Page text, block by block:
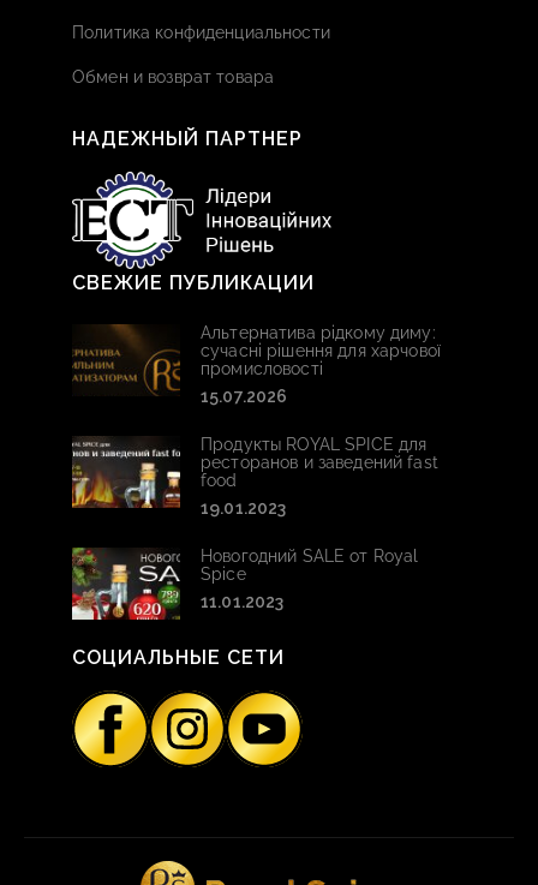
Политика конфиденциальности
Обмен и возврат товара
НАДЕЖНЫЙ ПАРТНЕР
СВЕЖИЕ ПУБЛИКАЦИИ
Альтернатива рідкому диму:
сучасні рішення для харчової
промисловості
15.07.2026
Продукты ROYAL SPICE для
ресторанов и заведений fast
food
19.01.2023
Новогодний SALE от Royal
Spice
11.01.2023
СОЦИАЛЬНЫЕ СЕТИ